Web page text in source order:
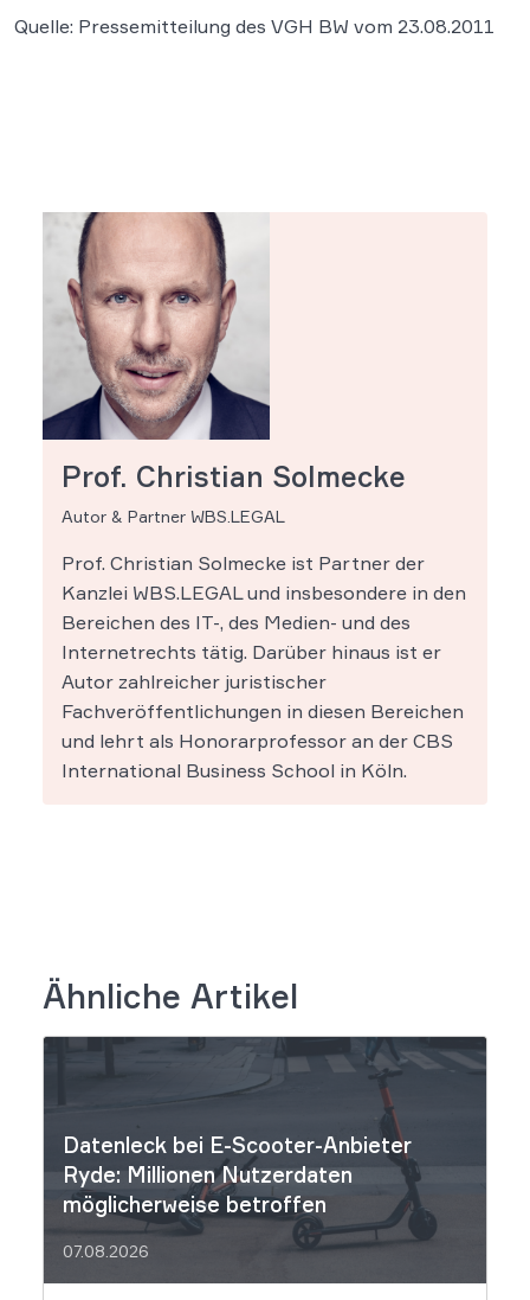
Quelle: Pressemitteilung des VGH BW vom 23.08.2011
Prof. Christian Solmecke
Autor & Partner WBS.LEGAL
Prof. Christian Solmecke ist Partner der
Kanzlei WBS.LEGAL und insbesondere in den
Bereichen des IT-, des Medien- und des
Internetrechts tätig. Darüber hinaus ist er
Autor zahlreicher juristischer
Fachveröffentlichungen in diesen Bereichen
und lehrt als Honorarprofessor an der CBS
International Business School in Köln.
Ähnliche Artikel
Datenleck bei E-Scooter-Anbieter
Ryde: Millionen Nutzerdaten
möglicherweise betroffen
07.08.2026